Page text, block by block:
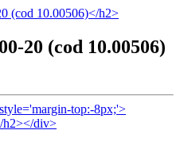
20 (cod 10.00506)